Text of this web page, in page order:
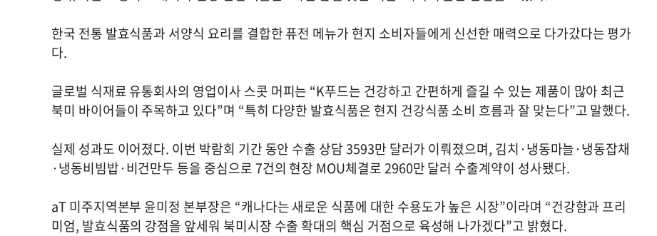
한국 전통 발효식품과 서양식 요리를 결합한 퓨전 메뉴가 현지 소비자들에게 신선한 매력으로 다가갔다는 평가
다.
글로벌 식재료 유통회사의 영업이사 스콧 머피는 “K푸드는 건강하고 간편하게 즐길 수 있는 제품이 많아 최근
북미 바이어들이 주목하고 있다”며 “특히 다양한 발효식품은 현지 건강식품 소비 흐름과 잘 맞는다”고 말했다.
실제 성과도 이어졌다. 이번 박람회 기간 동안 수출 상담 3593만 달러가 이뤄졌으며, 김치·냉동마늘·냉동잡채
·냉동비빔밥·비건만두 등을 중심으로 7건의 현장 MOU체결로 2960만 달러 수출계약이 성사됐다.
aT 미주지역본부 윤미정 본부장은 “캐나다는 새로운 식품에 대한 수용도가 높은 시장”이라며 “건강함과 프리
미엄, 발효식품의 강점을 앞세워 북미시장 수출 확대의 핵심 거점으로 육성해 나가겠다”고 밝혔다.